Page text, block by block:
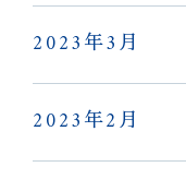
2023年3月
2023年2月